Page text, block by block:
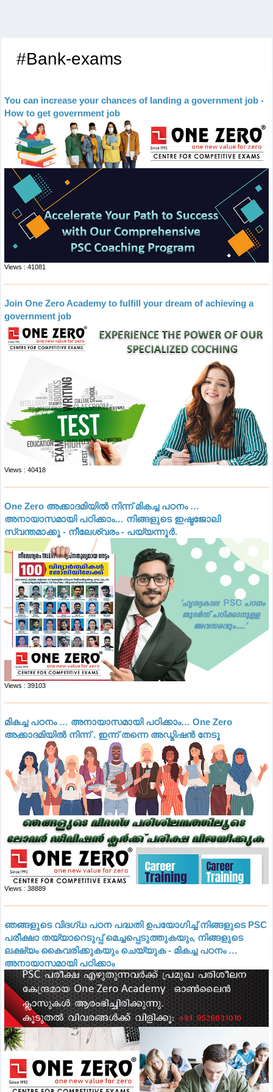
#Bank-exams
You can increase your chances of landing a government job -
How to get government job
Views : 41081
Join One Zero Academy to fulfill your dream of achieving a
government job
Views : 40418
One Zero അക്കാദമിയിൽ നിന്ന് മികച്ച പഠനം …
അനായാസമായി പഠിക്കാം… നിങ്ങളുടെ ഇഷ്ടജോലി
സ്വന്തമാക്കൂ - നീലേശ്വരം - പയ്യന്നൂർ.
Views : 39103
മികച്ച പഠനം … അനായാസമായി പഠിക്കാം… One Zero
അക്കാദമിയിൽ നിന്ന് . ഇന്ന് തന്നെ അഡ്മിഷൻ നേടൂ
Views : 38889
ഞങ്ങളുടെ വിദഗ്ധ പഠന പദ്ധതി ഉപയോഗിച്ച് നിങ്ങളുടെ PSC
പരീക്ഷാ തയ്യാറെടുപ്പ് മെച്ചപ്പെടുത്തുകയും, നിങ്ങളുടെ
ലക്ഷ്യം കൈവരിക്കുകയും ചെയ്യുക - മികച്ച പഠനം …
അനായാസമായി പഠിക്കാം